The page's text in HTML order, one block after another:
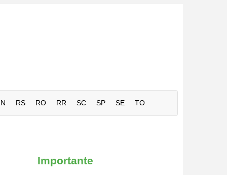
RS RO RR SC SP SE TO
Importante